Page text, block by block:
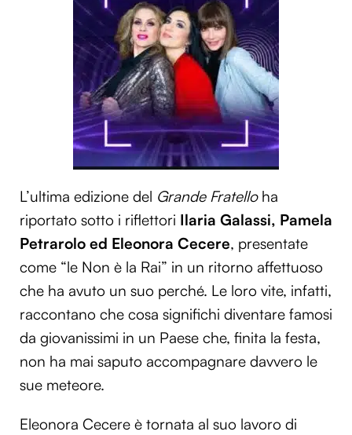
L’ultima edizione del Grande Fratelloha
riportato sotto i riflettori Ilaria Galassi, Pamela
Petrarolo ed Eleonora Cecere, presentate
come “le Non è la Rai” in un ritorno affettuoso
che ha avuto un suo perché. Le loro vite, infatti,
raccontano che cosa significhi diventare famosi
da giovanissimi in un Paese che, finita la festa,
non ha mai saputo accompagnare davvero le
sue meteore.
Eleonora Cecere è tornata al suo lavoro di